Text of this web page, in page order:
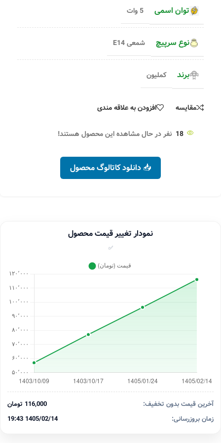
توان اسمی 5 وات
نوع سرپیچ شمعی E14
برند کملیون
مقایسه افزودن به علاقه مندی
18 نفر در حال مشاهده این محصول هستند!
📥 دانلود کاتالوگ محصول
نمودار تغییر قیمت محصول
✅
آخرین قیمت بدون تخفیف:
116,000 تومان
زمان بروزرسانی:
1405/02/14 19:43